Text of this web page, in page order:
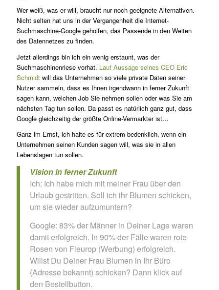
Wer weiß, was er will, braucht nur noch geeignete Alternativen.
Nicht selten hat uns in der Vergangenheit die Internet-
Suchmaschine-Google geholfen, das Passende in den Weiten
des Datennetzes zu finden.
Jetzt allerdings bin ich ein wenig erstaunt, was der
Suchmaschinenriese vorhat. Laut Aussage seines CEO Eric
Schmidtwill das Unternehmen so viele private Daten seiner
Nutzer sammeln, dass es Ihnen irgendwann in ferner Zukunft
sagen kann, welchen Job Sie nehmen sollen oder was Sie am
nächsten Tag tun sollen. Da passt es natürlich ganz gut, dass
Google gleichzeitig der größte Online-Vermarkter ist…
Ganz im Ernst, ich halte es für extrem bedenklich, wenn ein
Unternehmen seinen Kunden sagen will, was sie in allen
Lebenslagen tun sollen.
Vision in ferner Zukunft
Ich: Ich habe mich mit meiner Frau über den
Urlaub gestritten. Soll ich ihr Blumen schicken,
um sie wieder aufzumuntern?
Google: 83% der Männer in Deiner Lage waren
damit erfolgreich. In 90% der Fälle waren rote
Rosen von Fleurop (Werbung) erfolgreich.
Willst Du Deiner Frau Blumen in Ihr Büro
(Adresse bekannt) schicken? Dann klick auf
den Bestellbutton.